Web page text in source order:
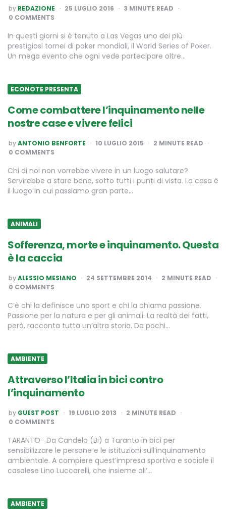
POSTED
BY
by REDAZIONE 25 LUGLIO 2016 3 MINUTE READ
0 COMMENTS
In questi giorni si è tenuto a Las Vegas uno dei più
prestigiosi tornei di poker mondiali, il World Series of Poker.
Un mega evento che ogni vede partecipare oltre…
ECONOTE PRESENTA
Come combattere l’inquinamento nelle
nostre case e vivere felici
POSTED
BY
byANTONIO BENFORTE 10 LUGLIO 2015 2 MINUTE READ
0 COMMENTS
Chi di noi non vorrebbe vivere in un luogo salutare?
Servirebbe a stare bene, sotto tutti i punti di vista. La casa è
il luogo in cui passiamo gran parte…
ANIMALI
Sofferenza, morte e inquinamento. Questa
è la caccia
POSTED
BY
byALESSIO MESIANO 24 SETTEMBRE 2014 2 MINUTE READ
0 COMMENTS
C’è chi la definisce uno sport e chi la chiama passione.
Passione per la natura e per gli animali. La realtà dei fatti,
però, racconta tutta un’altra storia. Da pochi…
AMBIENTE
Attraverso l’Italia in bici contro
l’inquinamento
POSTED
BY
by GUEST POST 19 LUGLIO 2013 2 MINUTE READ
0 COMMENTS
TARANTO- Da Candelo (Bi) a Taranto in bici per
sensibilizzare le persone e le istituzioni sull’inquinamento
ambientale. A compiere quest’impresa sportiva e sociale il
casalese Lino Luccarelli, che insieme all’…
AMBIENTE